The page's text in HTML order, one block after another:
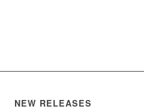
NEW RELEASES